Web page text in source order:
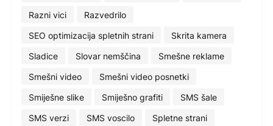
Razni vici
Razvedrilo
SEO optimizacija spletnih strani
Skrita kamera
Sladice
Slovar nemščina
Smešne reklame
Smešni video
Smešni video posnetki
Smiješne slike
Smiješno grafiti
SMS šale
SMS verzi
SMS voscilo
Spletne strani